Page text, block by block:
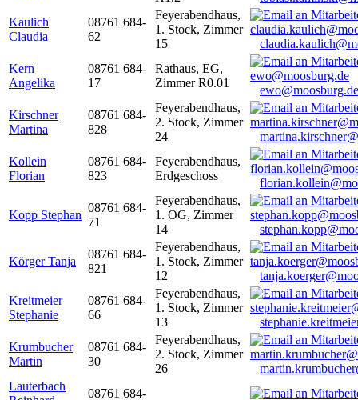
Kaulich
Claudia
08761 684-
62
Feyerabendhaus,
1. Stock, Zimmer
15
Kern
Angelika
08761 684-
17
Rathaus, EG,
Zimmer R0.01
ewo@moosburg.de
Kirschner
Martina
08761 684-
828
Feyerabendhaus,
2. Stock, Zimmer
24
Kollein
Florian
08761 684-
823
Feyerabendhaus,
Erdgeschoss
Kopp Stephan
08761 684-
71
Feyerabendhaus,
1. OG, Zimmer
14
Körger Tanja
08761 684-
821
Feyerabendhaus,
1. Stock, Zimmer
12
Kreitmeier
Stephanie
08761 684-
66
Feyerabendhaus,
1. Stock, Zimmer
13
Krumbucher
Martin
08761 684-
30
Feyerabendhaus,
2. Stock, Zimmer
26
Lauterbach
08761 684-